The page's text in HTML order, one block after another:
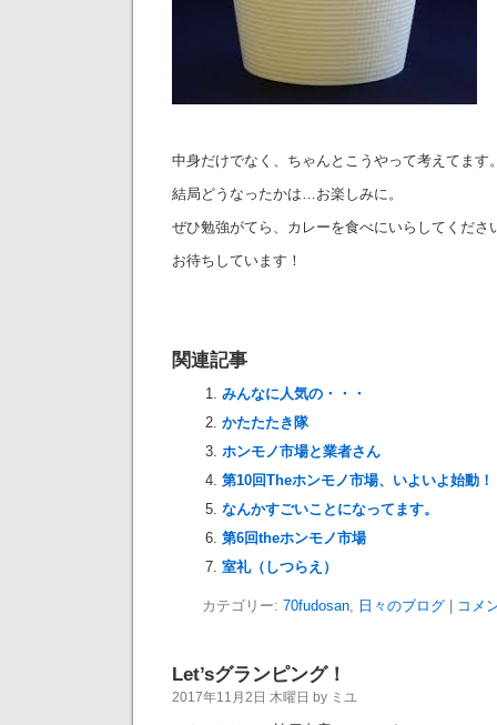
中身だけでなく、ちゃんとこうやって考えてます
結局どうなったかは…お楽しみに。
ぜひ勉強がてら、カレーを食べにいらしてくださ
お待ちしています！
関連記事
みんなに人気の・・・
かたたたき隊
ホンモノ市場と業者さん
第10回Theホンモノ市場、いよいよ始動！
なんかすごいことになってます。
第6回theホンモノ市場
室礼（しつらえ）
カテゴリー: 70fudosan, 日々のブログ| コメ
Let’sグランピング！
2017年11月2日 木曜日 by ミユ